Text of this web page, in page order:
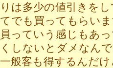
りは多少の値引きを
てでも買ってもらい
員っていう感じもあ
くしないとダメなん
一般客も得するんだ